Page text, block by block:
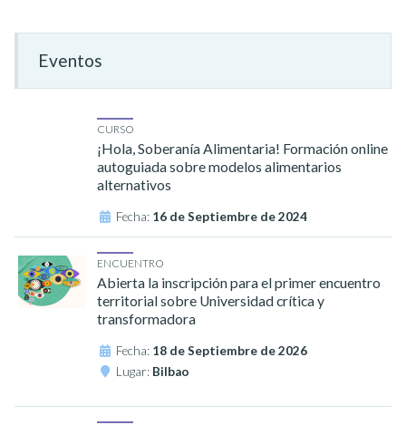
Eventos
CURSO
¡Hola, Soberanía Alimentaria! Formación online
autoguiada sobre modelos alimentarios
alternativos
Fecha: 16 de Septiembre de 2024
ENCUENTRO
Abierta la inscripción para el primer encuentro
territorial sobre Universidad crítica y
transformadora
Fecha: 18 de Septiembre de 2026
Lugar: Bilbao